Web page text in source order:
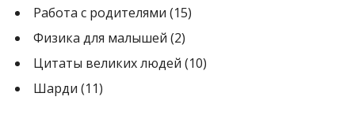
Работа с родителями (15)
Физика для малышей (2)
Цитаты великих людей (10)
Шарди (11)